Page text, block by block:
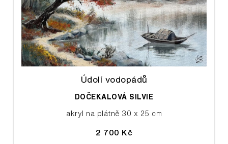
Údolí vodopádů
DOČEKALOVÁ SILVIE
akryl na plátně 30 x 25 cm
2 700 Kč